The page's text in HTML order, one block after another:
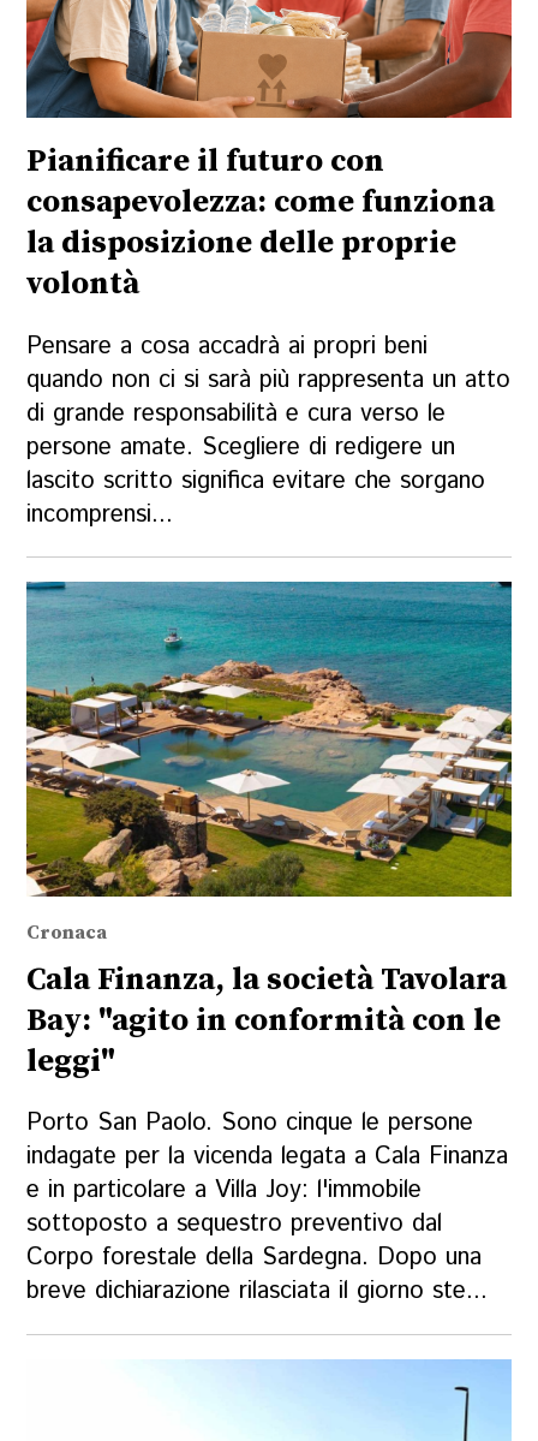
Pianificare il futuro con
consapevolezza: come funziona
la disposizione delle proprie
volontà
Pensare a cosa accadrà ai propri beni
quando non ci si sarà più rappresenta un atto
di grande responsabilità e cura verso le
persone amate. Scegliere di redigere un
lascito scritto significa evitare che sorgano
incomprensi...
Cronaca
Cala Finanza, la società Tavolara
Bay: "agito in conformità con le
leggi"
Porto San Paolo. Sono cinque le persone
indagate per la vicenda legata a Cala Finanza
e in particolare a Villa Joy: l'immobile
sottoposto a sequestro preventivo dal
Corpo forestale della Sardegna. Dopo una
breve dichiarazione rilasciata il giorno ste...